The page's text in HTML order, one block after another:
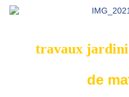
travaux
de